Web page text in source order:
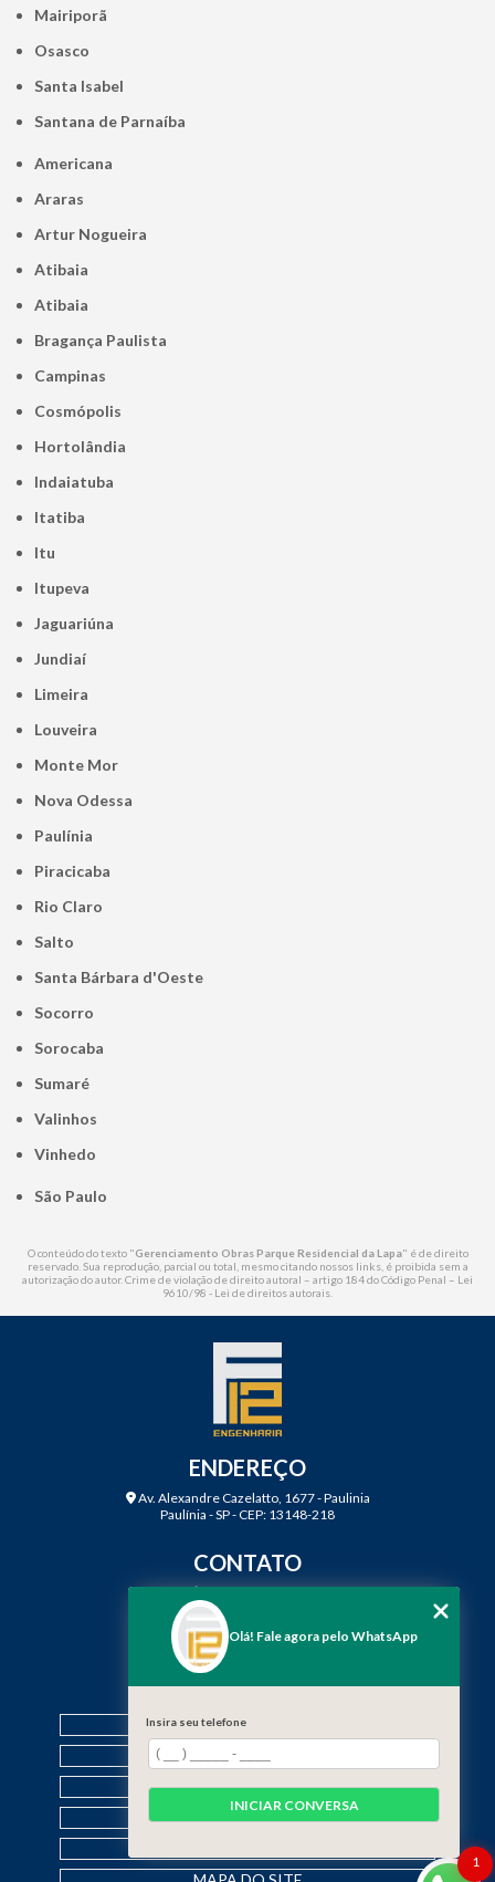
Mairiporã
Osasco
Santa Isabel
Santana de Parnaíba
Americana
Araras
Artur Nogueira
Atibaia
Atibaia
Bragança Paulista
Campinas
Cosmópolis
Hortolândia
Indaiatuba
Itatiba
Itu
Itupeva
Jaguariúna
Jundiaí
Limeira
Louveira
Monte Mor
Nova Odessa
Paulínia
Piracicaba
Rio Claro
Salto
Santa Bárbara d'Oeste
Socorro
Sorocaba
Sumaré
Valinhos
Vinhedo
São Paulo
O conteúdo do texto "Gerenciamento Obras Parque Residencial da Lapa" é de direito
reservado. Sua reprodução, parcial ou total, mesmo citando nossos links, é proibida sem a
autorização do autor. Crime de violação de direito autoral – artigo 184 do Código Penal – Lei
9610/98 - Lei de direitos autorais
ENDEREÇO
Av. Alexandre Cazelatto, 1677 - Paulinia
Paulínia - SP - CEP: 13148-218
CONTATO
(19) 3888-2923
(19) 99968-7979
contato@f12engenharia.com.br
MENU
HOME
QUEM SOMOS
SERVIÇOS
CONTATO
1
Olá! Fale agora pelo WhatsApp
Insira seu telefone
INICIAR CONVERSA